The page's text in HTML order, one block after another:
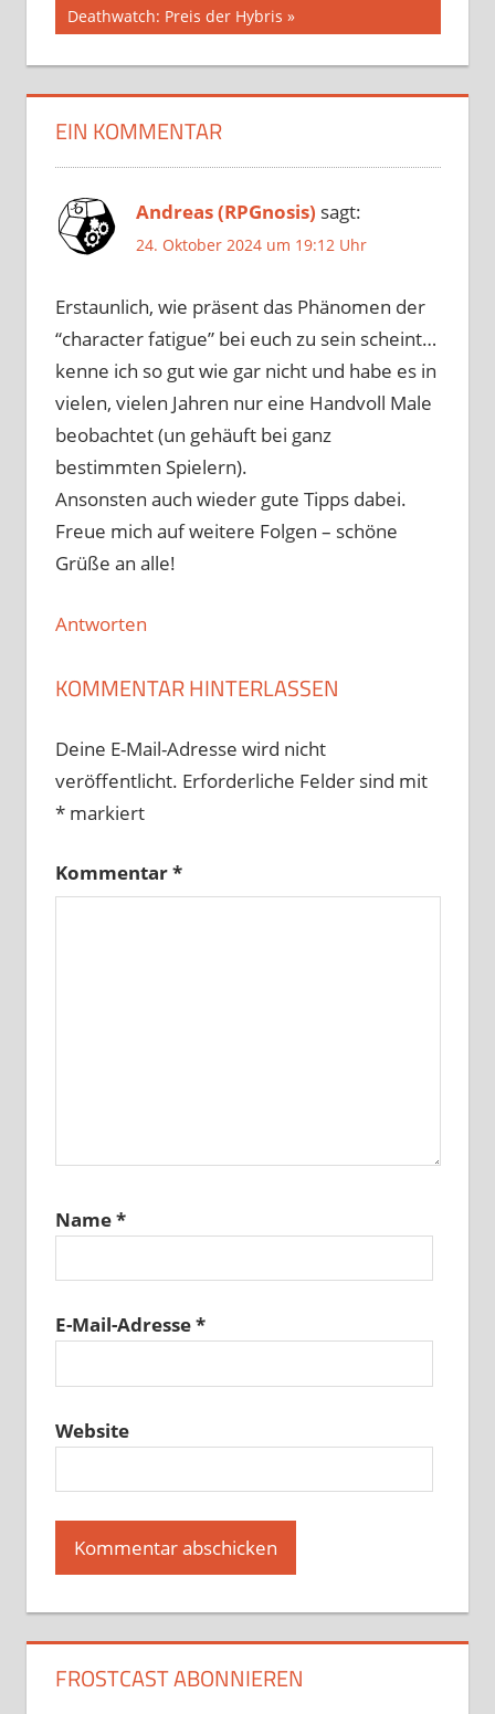
Beitrag:
Deathwatch: Preis der Hybris
EIN KOMMENTAR
Andreas (RPGnosis) sagt:
24. Oktober 2024 um 19:12 Uhr
Erstaunlich, wie präsent das Phänomen der
“character fatigue” bei euch zu sein scheint…
kenne ich so gut wie gar nicht und habe es in
vielen, vielen Jahren nur eine Handvoll Male
beobachtet (un gehäuft bei ganz
bestimmten Spielern).
Ansonsten auch wieder gute Tipps dabei.
Freue mich auf weitere Folgen – schöne
Grüße an alle!
Antworten
KOMMENTAR HINTERLASSEN
Deine E-Mail-Adresse wird nicht
veröffentlicht. Erforderliche Felder sind mit
*markiert
Kommentar*
Name*
E-Mail-Adresse*
Website
FROSTCAST ABONNIEREN